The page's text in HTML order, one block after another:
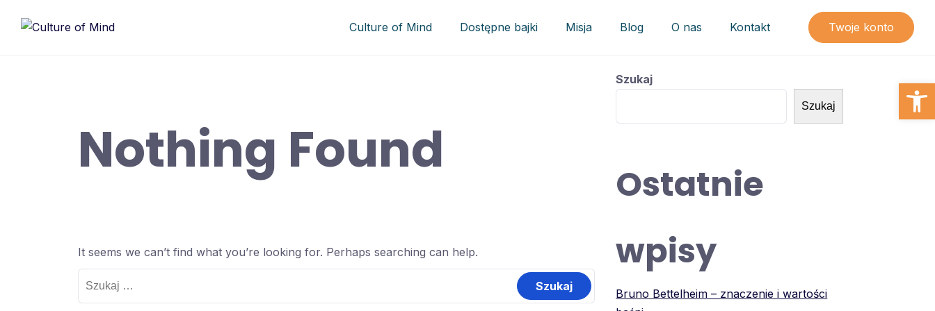
Culture of Mind Dostępne bajki Misja Blog O nas Kontakt Twoje konto
Nothing Found
It seems we can’t find what you’re looking for. Perhaps searching can help.
Szukaj
Szukaj
Ostatnie
wpisy
Bruno Bettelheim – znaczenie i wartości